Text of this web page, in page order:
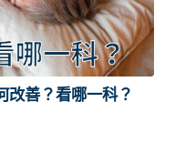
改善？看哪一科？